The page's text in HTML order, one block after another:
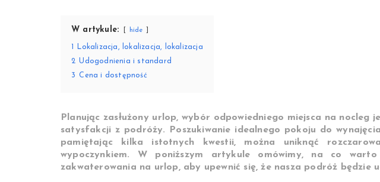
W artykule: hide
Lokalizacja, lokalizacja, lokalizacja
2 Udogodnienia i standard
3
Cena i dostępność
Planując zasłużony urlop, wybór odpowiedniego miejsca na
satysfakcji z podróży. Poszukiwanie idealnego pokoju do
pamiętając kilka istotnych kwestii, można uniknąć
wypoczynkiem. W poniższym artykule omówimy, na co warto
zakwaterowania na urlop, aby upewnić się, że nasza podróż będzie